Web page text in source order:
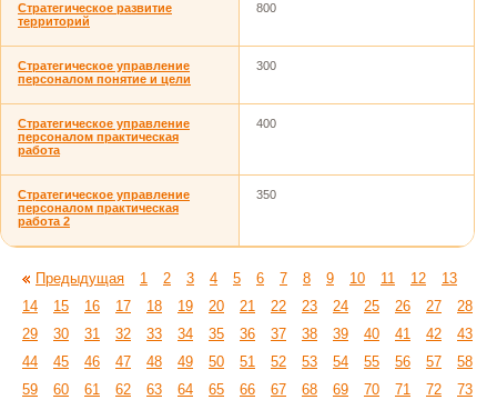
Стратегическое развитие
территорий
800
Стратегическое управление
персоналом понятие и цели
300
Стратегическое управление
персоналом практическая
работа
400
Стратегическое управление
персоналом практическая
работа 2
350
Предыдущая 1 2 3 4 5 6 7 8 9 10 11 12
13
14
15 16 17 18 19 20 21 22 23 24 25 26 27
28
29
30 31 32 33 34 35 36 37 38 39 40 41 42
43
44
45 46 47 48 49 50 51 52 53 54 55 56 57
58
59
60 61 62 63 64 65 66 67 68 69 70 71 72
73